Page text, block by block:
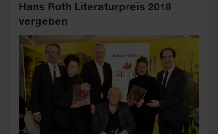
Hans Roth Literaturpreis 2018
vergeben